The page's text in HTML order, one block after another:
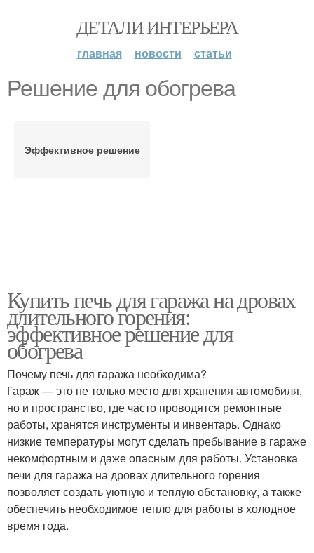
ДЕТАЛИ ИНТЕРЬЕРА
главная новости статьи
Решение для обогрева
Эффективное решение
Купить печь для гаража на дровах
длительного горения:
эффективное решение для
обогрева
Почему печь для гаража необходима?
Гараж — это не только место для хранения автомобиля,
но и пространство, где часто проводятся ремонтные
работы, хранятся инструменты и инвентарь. Однако
низкие температуры могут сделать пребывание в гараже
некомфортным и даже опасным для работы. Установка
печи для гаража на дровах длительного горения
позволяет создать уютную и теплую обстановку, а также
обеспечить необходимое тепло для работы в холодное
время года.